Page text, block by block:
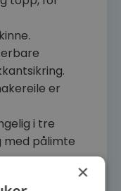
er
i tre
med pålimte
×